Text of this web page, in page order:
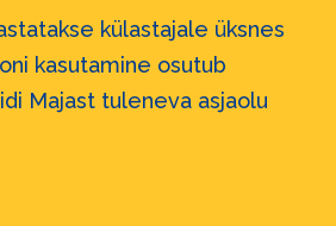
külastajale üksnes
kasutamine osutub
Majast tuleneva asjaolu